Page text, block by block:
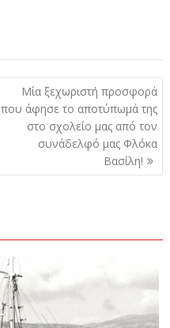
Μία ξεχωριστή προσφορά
που άφησε το αποτύπωμά της
στο σχολείο μας από τον
συνάδελφό μας Φλόκα
Βασίλη!